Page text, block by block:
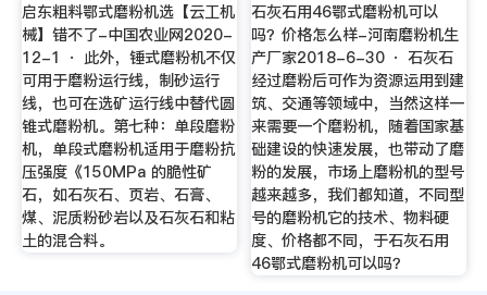
启东粗料鄂式磨粉机选【云工机
械】错不了-中国农业网2020-
12-1 · 此外，锤式磨粉机不仅
可用于磨粉运行线，制砂运行
线，也可在选矿运行线中替代圆
锥式磨粉机。第七种：单段磨粉
机，单段式磨粉机适用于磨粉抗
压强度《150MPa 的脆性矿
石，如石灰石、页岩、石膏、
煤、泥质粉砂岩以及石灰石和粘
土的混合料。
石灰石用46鄂式磨粉机可以
吗？价格怎么样-河南磨粉机生
产厂家2018-6-30 · 石灰石
经过磨粉后可作为资源运用到建
筑、交通等领域中，当然这样一
来需要一个磨粉机，随着国家基
础建设的快速发展，也带动了磨
粉的发展，市场上磨粉机的型号
越来越多，我们都知道，不同型
号的磨粉机它的技术、物料硬
度、价格都不同，于石灰石用
46鄂式磨粉机可以吗？